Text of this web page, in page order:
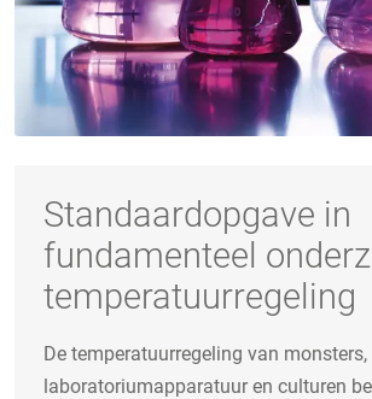
Standaardopgave in
fundamenteel
temperatuurregeling
De temperatuurregeling van monsters,
laboratoriumapparatuur en culturen